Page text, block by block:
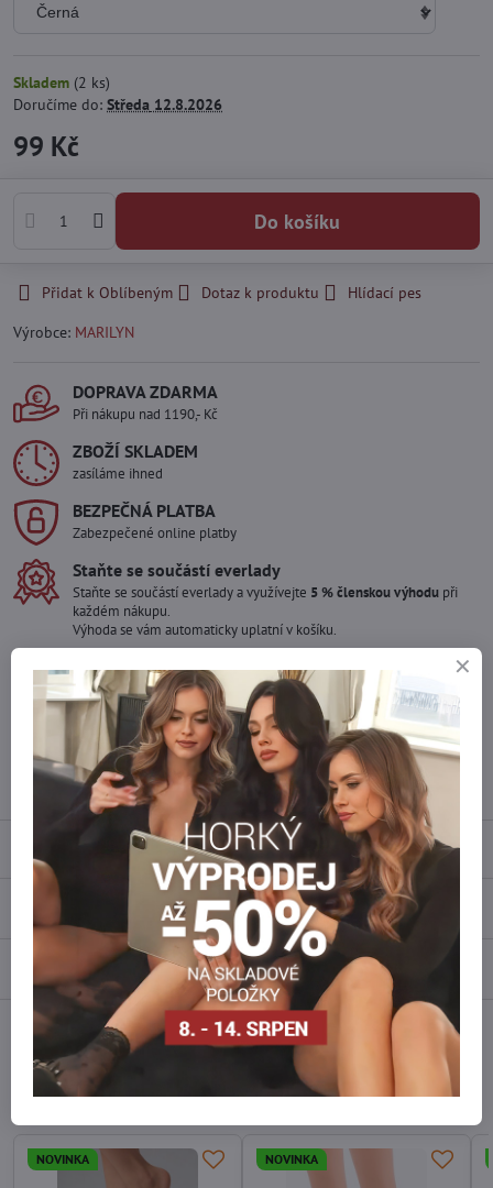
Skladem (2 ks)
Doručíme do: Středa 12.8.2026
99 Kč
Do košíku
Přidat k Oblíbeným Dotaz k produktu
Hlídací pes
Výrobce: MARILYN
DOPRAVA ZDARMA
Při nákupu nad 1190,- Kč
ZBOŽÍ SKLADEM
zasíláme ihned
BEZPEČNÁ PLATBA
Zabezpečené online platby
Staňte se součástí everlady
Staňte se součástí everlady a využívejte 5 % členskou výhodu při
každém nákupu.
Výhoda se vám automaticky uplatní v košíku.
Máte zájem o více kusů ?
Kontaktujte nás na mail, zboží pro Vás doskladníme!
info​@everlady​.eu
Recenze
Diskuse 0
FacebookTwitterBlueskyPinterestReddit LinkedIn WhatsApp
Alternativní produkty
NOVINKA NOVINKA